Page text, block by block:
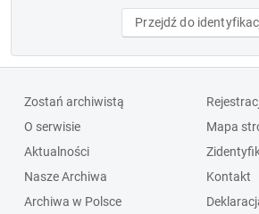
Przejdź do
Zostań archiwistą
O serwisie
Aktualności
Nasze Archiwa
Archiwa w Polsce
Mapa
Kontakt